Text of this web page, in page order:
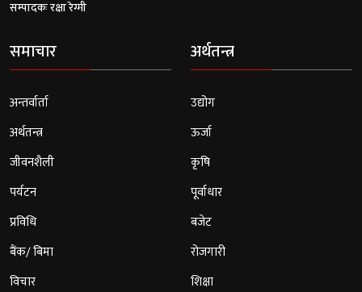
सम्पादकः रक्षा रेग्मी
समाचार
अन्तर्वार्ता
अर्थतन्त्र
जीवनशैली
पर्यटन
प्रविधि
बैंक/ बिमा
विचार
अर्थतन्त्र
उद्योग
ऊर्जा
कृषि
पूर्वाधार
बजेट
रोजगारी
शिक्षा